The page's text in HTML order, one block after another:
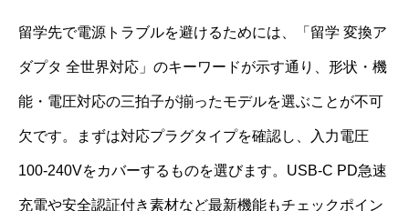
留学先で電源トラブルを避けるためには、「留学 変換ア
ダプタ 全世界対応」のキーワードが示す通り、形状・機
能・電圧対応の三拍子が揃ったモデルを選ぶことが不可
欠です。まずは対応プラグタイプを確認し、入力電圧
100-240Vをカバーするものを選びます。USB-C PD急速
充電や安全認証付き素材など最新機能もチェックポイン